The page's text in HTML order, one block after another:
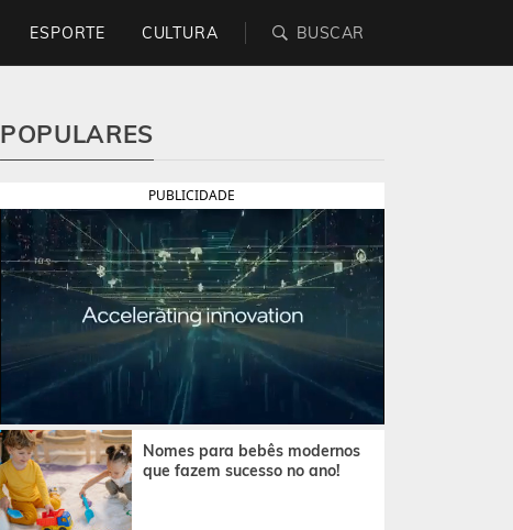
ESPORTE CULTURA
POPULARES
PUBLICIDADE
Nomes para bebês modernos
que fazem sucesso no ano!